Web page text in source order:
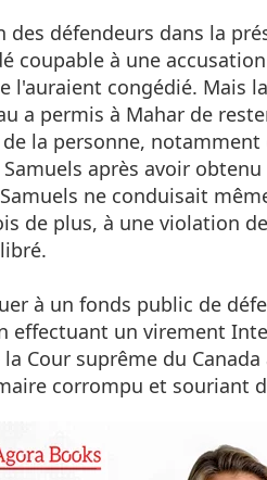
des défendeurs dans la
coupable à une
l'auraient congédié. Mais
a permis à Mahar de
la personne, notamment
après avoir
ne conduisait
de plus, à une violation
à un fonds public de
effectuant un virement
Cour suprême du
corrompu et souriant